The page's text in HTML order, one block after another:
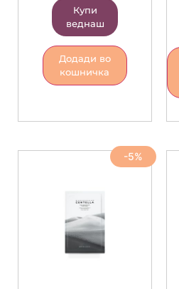
Купи
веднаш
Додади во
кошничка
-5%